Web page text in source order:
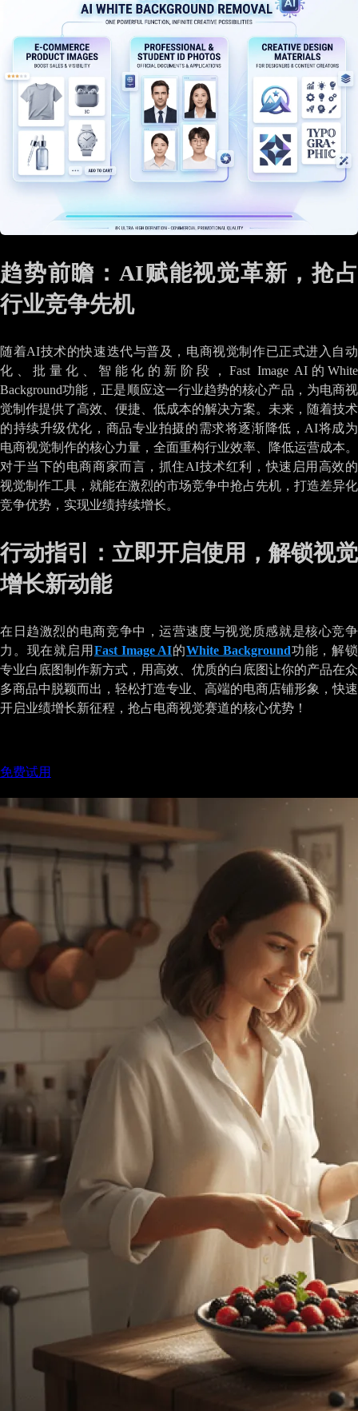
趋势前瞻：AI赋能视觉革新，抢占
行业竞争先机
随着AI技术的快速迭代与普及，电商视觉制作已正式进入自动
化、批量化、智能化的新阶段，Fast Image AI的White
Background功能，正是顺应这一行业趋势的核心产品，为电商视
觉制作提供了高效、便捷、低成本的解决方案。未来，随着技术
的持续升级优化，商品专业拍摄的需求将逐渐降低，AI将成为
电商视觉制作的核心力量，全面重构行业效率、降低运营成本。
对于当下的电商商家而言，抓住AI技术红利，快速启用高效的
视觉制作工具，就能在激烈的市场竞争中抢占先机，打造差异化
竞争优势，实现业绩持续增长。
行动指引：立即开启使用，解锁视觉
增长新动能
在日趋激烈的电商竞争中，运营速度与视觉质感就是核心竞争
力。现在就启用 Fast Image AI的White Background功能，解锁
专业白底图制作新方式，用高效、优质的白底图让你的产品在众
多商品中脱颖而出，轻松打造专业、高端的电商店铺形象，快速
开启业绩增长新征程，抢占电商视觉赛道的核心优势！
免费试用